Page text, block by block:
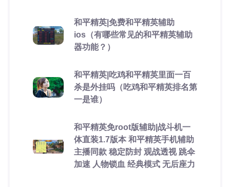
和平精英|免费和平精英辅助
ios（有哪些常见的和平精英辅助
器功能？）
和平精英|吃鸡和平精英里面一百
杀是外挂吗（吃鸡和平精英排名第
一是谁）
和平精英免root版辅助|战斗机一
体直装1.7版本 和平精英手机辅助
主播同款 稳定防封 观战透视 跳伞
加速 人物锁血 经典模式 无后座力